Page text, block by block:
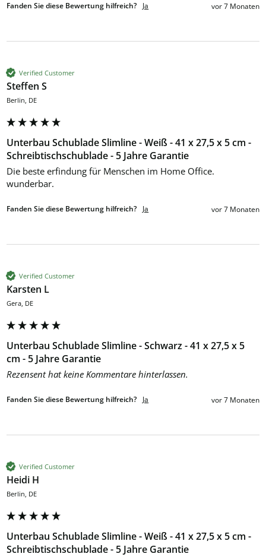
Fanden Sie diese Bewertung hilfreich? Ja vor 7 Monaten
Verified Customer
Steffen S
Berlin, DE
Unterbau Schublade Slimline - Weiß - 41 x 27,5 x 5 cm -
Schreibtischschublade - 5 Jahre Garantie
Die beste erfindung für Menschen im Home Office.
wunderbar.
Fanden Sie diese Bewertung hilfreich? Ja vor 7 Monaten
Verified Customer
Karsten L
Gera, DE
Unterbau Schublade Slimline - Schwarz - 41 x 27,5 x 5
cm - 5 Jahre Garantie
Rezensent hat keine Kommentare hinterlassen.
Fanden Sie diese Bewertung hilfreich? Ja vor 7 Monaten
Verified Customer
Heidi H
Berlin, DE
Unterbau Schublade Slimline - Weiß - 41 x 27,5 x 5 cm -
Schreibtischschublade - 5 Jahre Garantie